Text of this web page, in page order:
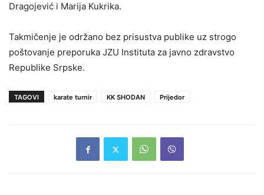
Dragojević i Marija Kukrika.
Takmičenje je održano bez prisustva publike uz strogo
poštovanje preporuka JZU Instituta za javno zdravstvo
Republike Srpske.
TAGOVI karate turnir KK SHODAN Prijedor